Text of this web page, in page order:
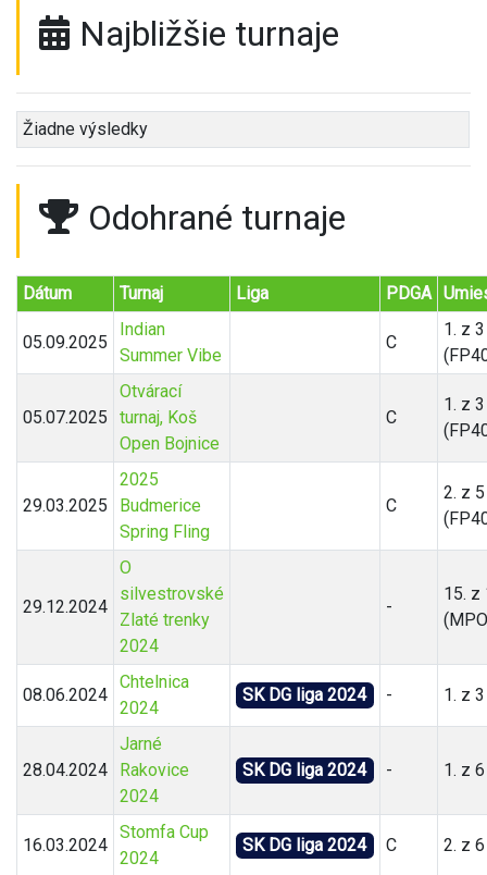
Najbližšie turnaje
Žiadne výsledky
Odohrané turnaje
Dátum Turnaj Liga PDGA
05.09.2025
Indian
Summer Vibe
C
1. z 3
05.07.2025
Otvárací
turnaj, Koš
Open Bojnice
C
1. z 3
29.03.2025
2025
Budmerice
Spring Fling
C
2. z 5
29.12.2024
O
silvestrovské
Zlaté trenky
2024
-
15. z
08.06.2024
Chtelnica
2024
SK DG liga 2024 - 1. z
28.04.2024
Jarné
Rakovice
2024
SK DG liga 2024 - 1. z
16.03.2024
Stomfa Cup
2024
SK DG liga 2024 C 2. z